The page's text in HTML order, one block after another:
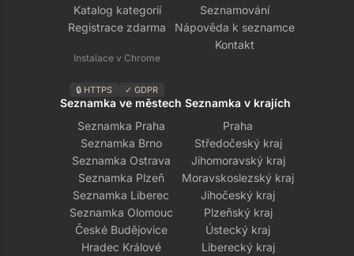
Katalog kategorií
Registrace zdarma
Instalace v Chrome
🔒 HTTPS ✓ GDPR
Seznamování
Nápověda k seznamce
Kontakt
Seznamka ve městech
Seznamka Praha
Seznamka Brno
Seznamka Ostrava
Seznamka Plzeň
Seznamka Liberec
Seznamka Olomouc
České Budějovice
Hradec Králové
Seznamka v krajích
Praha
Středočeský kraj
Jihomoravský kraj
Moravskoslezský kraj
Jihočeský kraj
Plzeňský kraj
Ústecký kraj
Liberecký kraj